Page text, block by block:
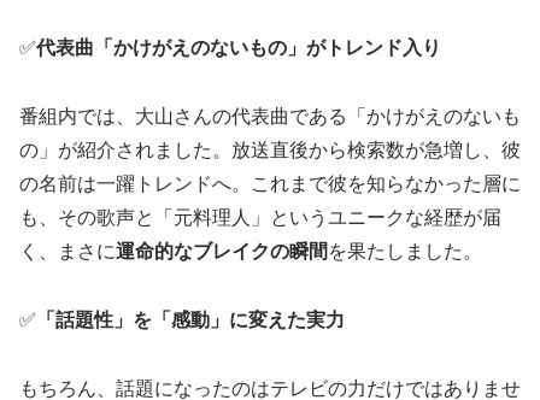
✅代表曲「かけがえのないもの」がトレンド入り
番組内では、大山さんの代表曲である「かけがえのないも
の」が紹介されました。放送直後から検索数が急増し、彼
の名前は一躍トレンドへ。これまで彼を知らなかった層に
も、その歌声と「元料理人」というユニークな経歴が届
く、まさに運命的なブレイクの瞬間 を果たしました。
✅ 「話題性」を「感動」に変えた実力
もちろん、話題になったのはテレビの力だけではありませ